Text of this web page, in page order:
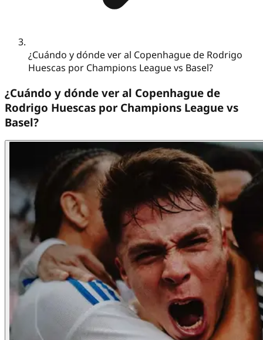
¿Cuándo y dónde ver al Copenhague de Rodrigo
Huescas por Champions League vs Basel?
¿Cuándo y dónde ver al Copenhague de
Rodrigo Huescas por Champions League vs
Basel?